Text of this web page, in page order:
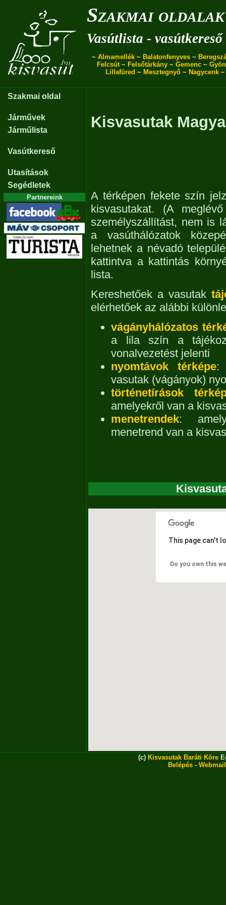
Szakmai oldalak
Vasútlista - vasútkereső
~ Almamellék ~ Balatonfenyves ~
Felcsút~ Felsőtárkány ~ Gemenc ~
Lillafüred ~ Mesztegnyő~ Nagycenk
Szakmai oldal
Járművek
Járműlista
Vasútkereső
Utasítások
Segédletek
Partnereink
Kisvasutak
A térképen fekete szín
kisvasutakat. (A
személyszállítást, nem is
a vasúthálózatok
lehetnek a névadó
kattintva a kattintás
lista.
Kereshetőek a vasutak
elérhetőek az alábbi
vágányhálózatos
a lila szín a
vonalvezetést jelenti
nyomtávok térképe:
vasutak (vágányok)
történetírások
amelyekről van a
menetrendek:
menetrend van a
This page can't
Do you own this
(c) Kisvasutak Baráti Köre
Belépés - Webmail